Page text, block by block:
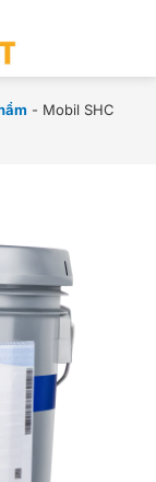
- Mobil SHC